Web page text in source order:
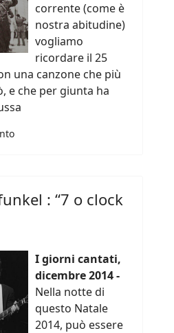
corrente (come è
nostra abitudine)
vogliamo
ricordare il 25
una canzone che più
e che per giunta ha
: “7 o clock
I giorni cantati,
dicembre 2014 -
Nella notte di
questo Natale
2014, può essere